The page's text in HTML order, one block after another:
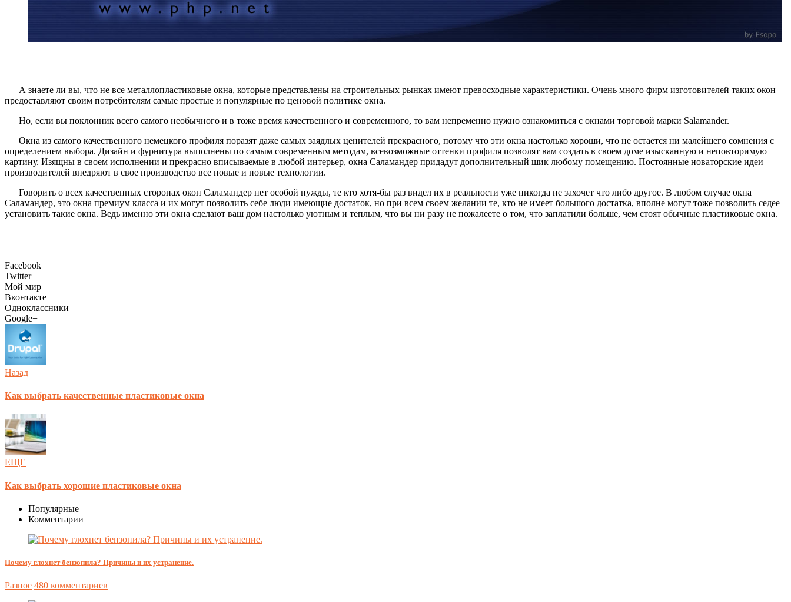
А знаете ли вы, что не все металлопластиковые окна, которые представлены на строительных рынках имеют превосходные характеристики. Очень много фирм изготовителей таких окон
предоставляют своим потребителям самые простые и популярные по ценовой политике окна.
Но, если вы поклонник всего самого необычного и в тоже время качественного и современного, то вам непременно нужно ознакомиться с окнами торговой марки Salamander.
Окна из самого качественного немецкого профиля поразят даже самых заядлых ценителей прекрасного, потому что эти окна настолько хороши, что не остается ни малейшего сомнения с
определением выбора. Дизайн и фурнитура выполнены по самым современным методам, всевозможные оттенки профиля позволят вам создать в своем доме изысканную и неповторимую
картину. Изящны в своем исполнении и прекрасно вписываемые в любой интерьер, окна Саламандер придадут дополнительный шик любому помещению. Постоянные новаторские идеи
производителей внедряют в свое производство все новые и новые технологии.
Говорить о всех качественных сторонах окон Саламандер нет особой нужды, те кто хотя-бы раз видел их в реальности уже никогда не захочет что либо другое. В любом случае окна
Саламандер, это окна премиум класса и их могут позволить себе люди имеющие достаток, но при всем своем желании те, кто не имеет большого достатка, вполне могут тоже позволить седее
установить такие окна. Ведь именно эти окна сделают ваш дом настолько уютным и теплым, что вы ни разу не пожалеете о том, что заплатили больше, чем стоят обычные пластиковые окна.
Facebook
Twitter
Мой мир
Вконтакте
Одноклассники
Google+
Назад
Как выбрать качественные пластиковые окна
ЕЩЕ
Как выбрать хорошие пластиковые окна
Популярные
Комментарии
Почему глохнет бензопила? Причины и их устранение.
Разное 480 комментариев